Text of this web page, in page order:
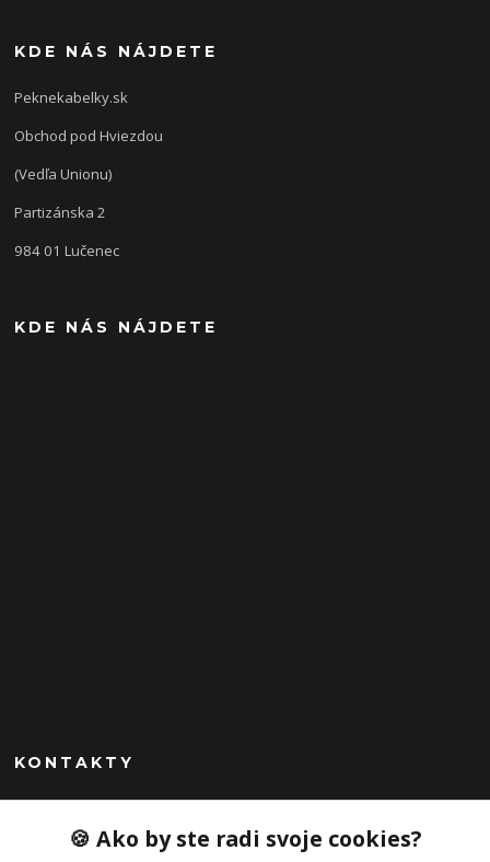
KDE NÁS NÁJDETE
Peknekabelky.sk
Obchod pod Hviezdou
(Vedľa Unionu)
Partizánska 2
984 01 Lučenec
KDE NÁS NÁJDETE
KONTAKTY
Peknekabelky.sk
+421 949747302
🍪 Ako by ste radi svoje cookies?